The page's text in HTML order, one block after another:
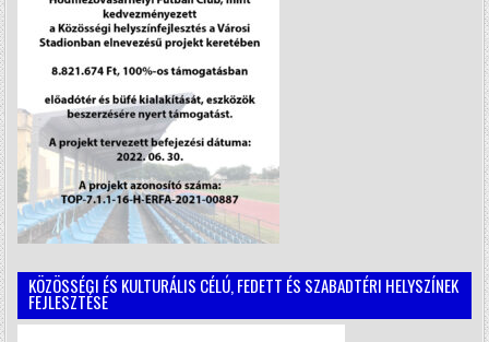
KÖZÖSSÉGI ÉS KULTURÁLIS CÉLÚ, FEDETT ÉS SZABADTÉRI HELYSZÍNEK
FEJLESZTÉSE